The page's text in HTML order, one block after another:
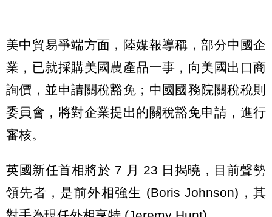
美中貿易爭端方面，陸媒報導稱，部分中國企
業，已就採購美國農產品一事，向美國出口商
詢價，並申請關稅豁免；中國國務院關稅稅則
委員會，將對企業提出的關稅豁免申請，進行
審核。
英國新任首相將於 7 月 23 日揭曉，目前聲勢
領先者，是前外相強生 (Boris Johnson)，其